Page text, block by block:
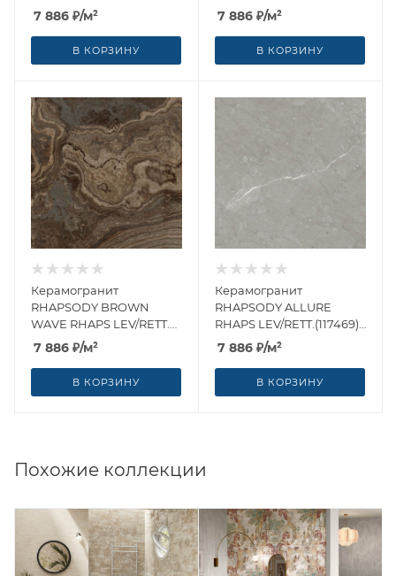
от Naxos Ceramica
(Италия)
7 886 ₽/м²
В КОРЗИНУ
60x60 от Naxos Ceramica
(Италия)
7 886 ₽/м²
В КОРЗИНУ
Керамогранит
RHAPSODY BROWN
WAVE RHAPS LEV/RETT.
(117462) 60x60 от Naxos
Ceramica (Италия)
7 886 ₽/м²
В КОРЗИНУ
Керамогранит
RHAPSODY ALLURE
RHAPS LEV/RETT.(117469)
60x60 от Naxos Ceramica
(Италия)
7 886 ₽/м²
В КОРЗИНУ
Похожие коллекции